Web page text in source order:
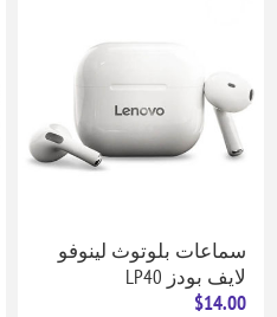
سماعات بلوتوث لينوفو
لايف بودز LP40
$14.00